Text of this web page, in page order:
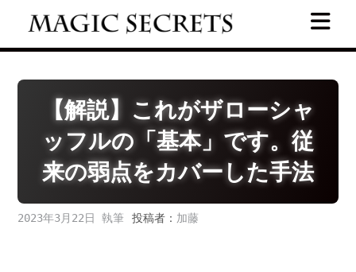
【解説】これがザローシャ
ッフルの「基本」です。従
来の弱点をカバーした手法
2023年3月22日 投稿者： 加藤